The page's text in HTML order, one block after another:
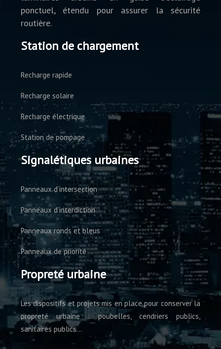
ponctuel, étendu pour assurer la sécurité
routière.
Station de chargement
Recharge rapide
Recharge solaire
Recharge électrique
Station de pompage
Signalétiques urbaines
Panneaux d’intersection
Panneaux d’interdiction
Panneaux ronds et bleus
Panneaux de priorité
Propreté urbaine
Les dispositifs et projets mis en place pour conserver la
propreté urbaine : poubelles, cendriers publics,
sanitaires publics…